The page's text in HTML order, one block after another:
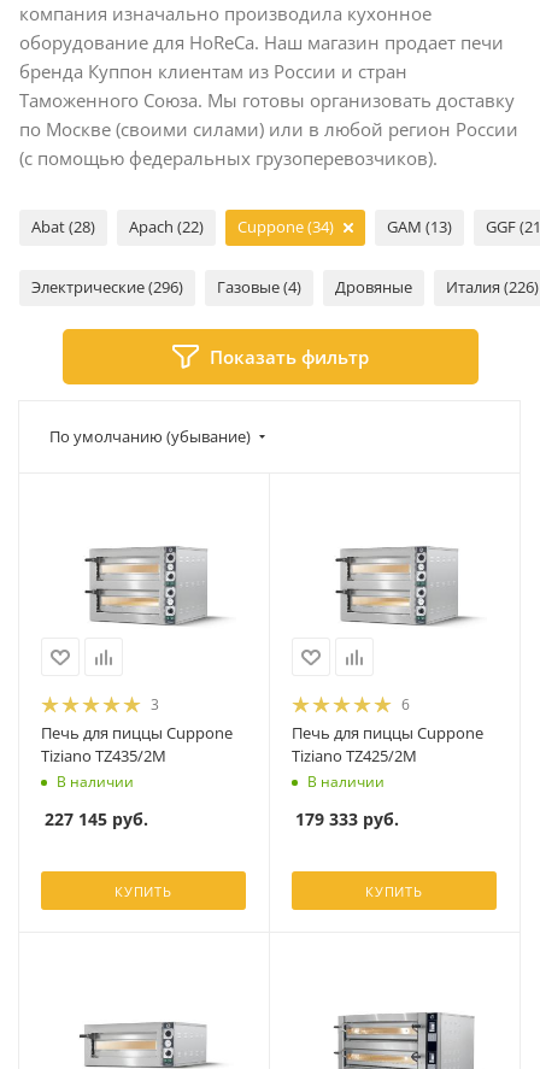
компания изначально производила кухонное
оборудование для HoReCa. Наш магазин продает печи
бренда Куппон клиентам из России и стран
Таможенного Союза. Мы готовы организовать доставку
по Москве (своими силами) или в любой регион России
(с помощью федеральных грузоперевозчиков).
Abat (28) Apach (22) Cuppone (34) GAM (13) GGF
Электрические (296) Газовые (4) Дровяные Италия (226)
Показать фильтр
По умолчанию (убывание)
3
Печь для пиццы Cuppone
Tiziano TZ435/2M
В наличии
227 145 руб.
КУПИТЬ
6
Печь для пиццы Cuppone
Tiziano TZ425/2M
В наличии
179 333 руб.
КУПИТЬ